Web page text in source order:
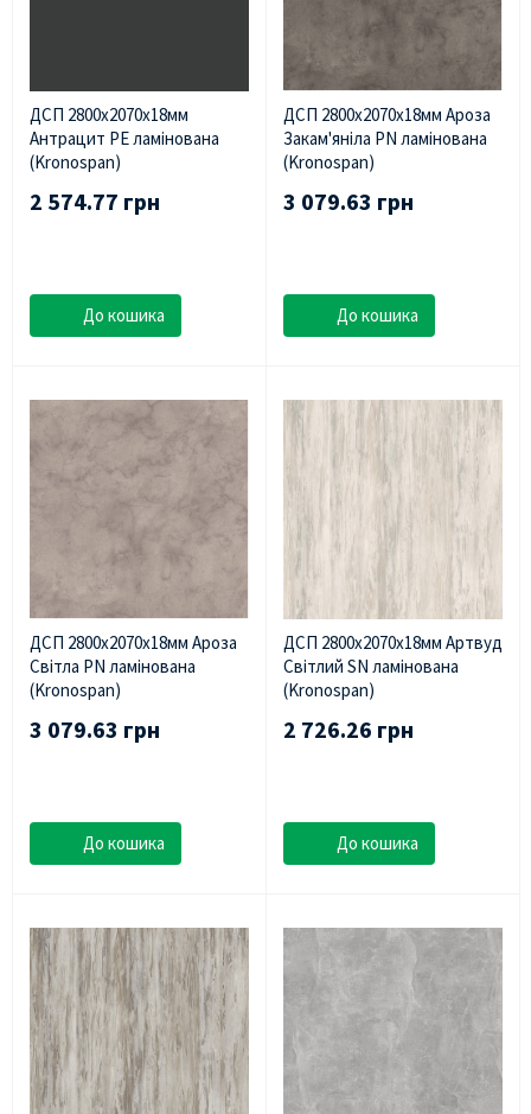
ДСП 2800х2070х18мм
Антрацит PE ламінована
(Kronospan)
2 574.77 грн
До кошика
ДСП 2800х2070х18мм Ароза
Закам'яніла PN ламінована
(Kronospan)
3 079.63 грн
До кошика
ДСП 2800х2070х18мм Ароза
Світла PN ламінована
(Kronospan)
3 079.63 грн
До кошика
ДСП 2800х2070х18мм Артвуд
Світлий SN ламінована
(Kronospan)
2 726.26 грн
До кошика